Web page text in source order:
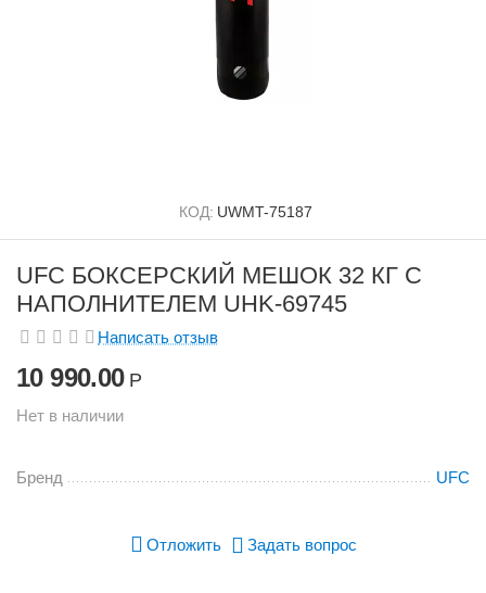
КОД: UWMT-75187
UFC БОКСЕРСКИЙ МЕШОК 32 КГ С
НАПОЛНИТЕЛЕМ UHK-69745
Написать отзыв
10 990.00 Р
Нет в наличии
Бренд UFC
Отложить Задать вопрос